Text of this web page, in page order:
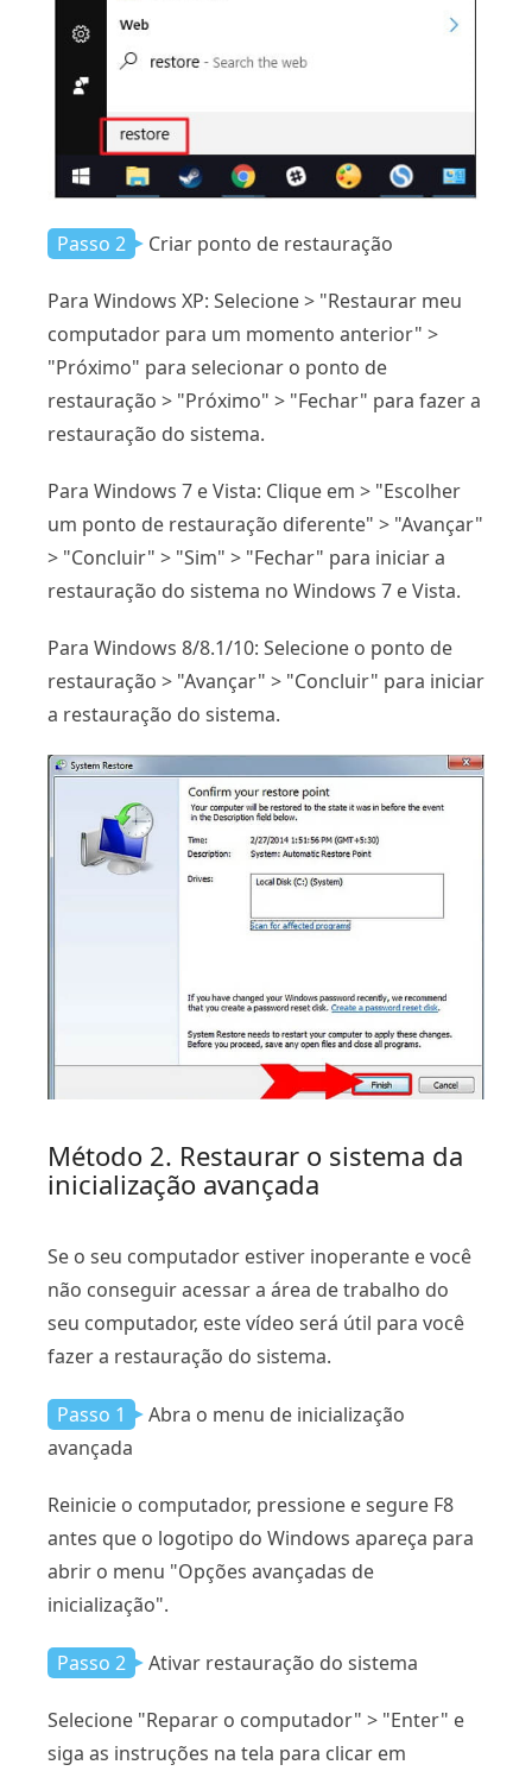
Passo 2 Criar ponto de restauração
Para Windows XP: Selecione > "Restaurar meu
computador para um momento anterior" >
"Próximo" para selecionar o ponto de
restauração > "Próximo" > "Fechar" para fazer a
restauração do sistema.
Para Windows 7 e Vista: Clique em > "Escolher
um ponto de restauração diferente" > "Avançar"
> "Concluir" > "Sim" > "Fechar" para iniciar a
restauração do sistema no Windows 7 e Vista.
Para Windows 8/8.1/10: Selecione o ponto de
restauração > "Avançar" > "Concluir" para iniciar
a restauração do sistema.
Método 2. Restaurar o sistema da
inicialização avançada
Se o seu computador estiver inoperante e você
não conseguir acessar a área de trabalho do
seu computador, este vídeo será útil para você
fazer a restauração do sistema.
Passo 1
Abra o menu de inicialização
avançada
Reinicie o computador, pressione e segure F8
antes que o logotipo do Windows apareça para
abrir o menu "Opções avançadas de
inicialização".
Passo 2 Ativar restauração do sistema
Selecione "Reparar o computador" > "Enter" e
siga as instruções na tela para clicar em